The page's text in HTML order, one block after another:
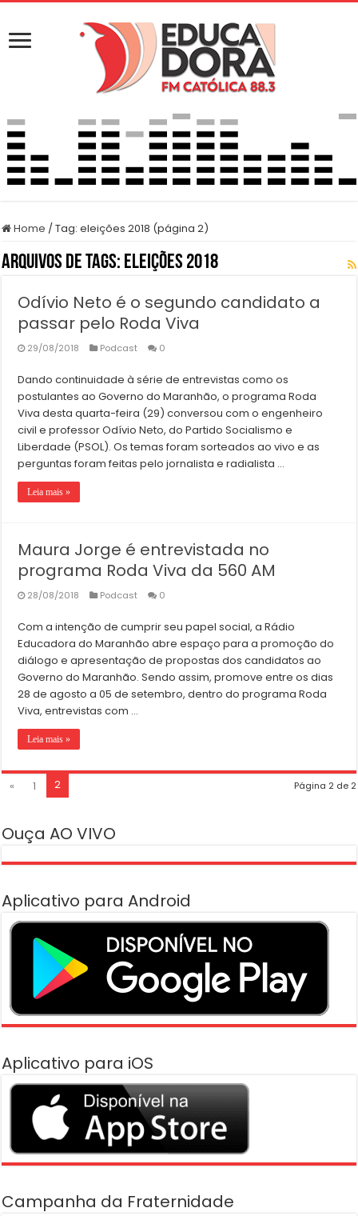
Home /Tag:eleições 2018 (página 2)
Arquivos de Tags: eleições 2018
Odívio Neto é o segundo candidato a
passar pelo Roda Viva
29/08/2018 Podcast 0
Dando continuidade à série de entrevistas como os
postulantes ao Governo do Maranhão, o programa Roda
Viva desta quarta-feira (29) conversou com o engenheiro
civil e professor Odívio Neto, do Partido Socialismo e
Liberdade (PSOL). Os temas foram sorteados ao vivo e as
perguntas foram feitas pelo jornalista e radialista …
Leia mais »
Maura Jorge é entrevistada no
programa Roda Viva da 560 AM
28/08/2018 Podcast 0
Com a intenção de cumprir seu papel social, a Rádio
Educadora do Maranhão abre espaço para a promoção do
diálogo e apresentação de propostas dos candidatos ao
Governo do Maranhão. Sendo assim, promove entre os dias
28 de agosto a 05 de setembro, dentro do programa Roda
Viva, entrevistas com …
Leia mais »
Página 2 de 2
« 1 2
Ouça AO VIVO
Aplicativo para Android
Aplicativo para iOS
Campanha da Fraternidade